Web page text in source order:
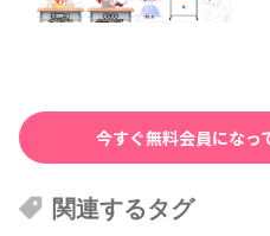
今すぐ無料会員になっ
関連するタグ